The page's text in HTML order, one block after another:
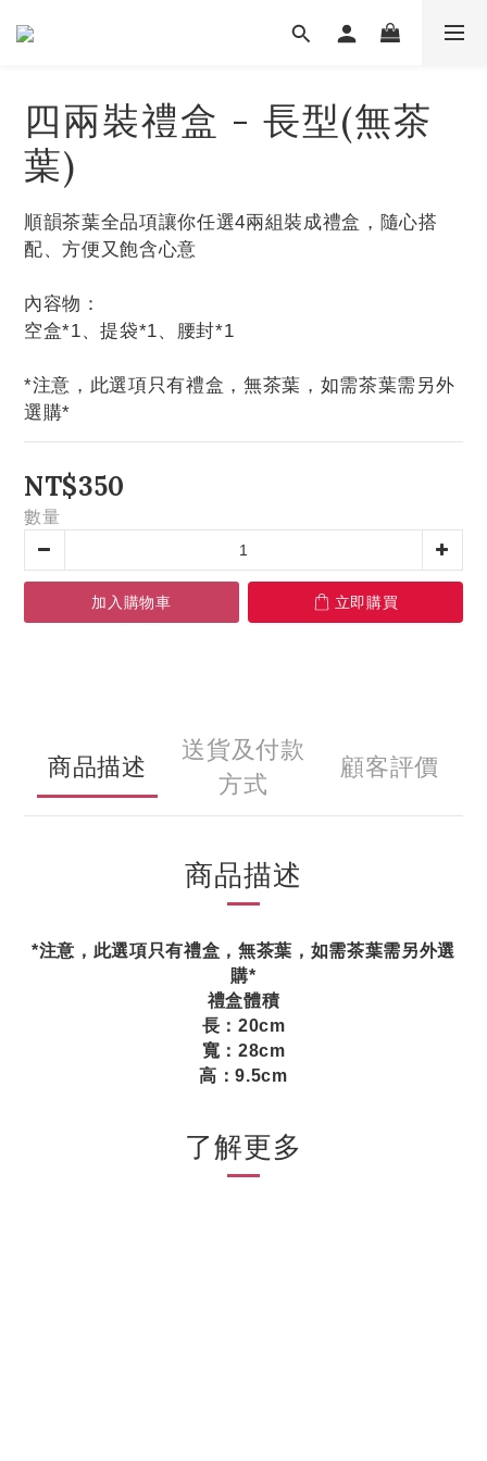
四兩裝禮盒 - 長型(無茶
葉)
順韻茶葉全品項讓你任選4兩組裝成禮盒，隨心搭
配、方便又飽含心意
內容物：
空盒*1、提袋*1、腰封*1
*注意，此選項只有禮盒，無茶葉，如需茶葉需另外
選購*
NT$350
數量
加入購物車 立即購買
商品描述
送貨及付款
方式
顧客評價
商品描述
*注意，此選項只有禮盒，無茶葉，如需茶葉需另外選
購*
禮盒體積
長：20cm
寬：28cm
高：9.5cm
了解更多